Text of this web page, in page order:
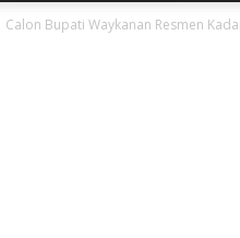
Calon Bupati Waykanan Resmen